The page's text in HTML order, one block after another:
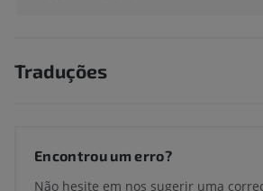
Traduções
Encontrou um erro?
Não hesite em nos sugerir uma